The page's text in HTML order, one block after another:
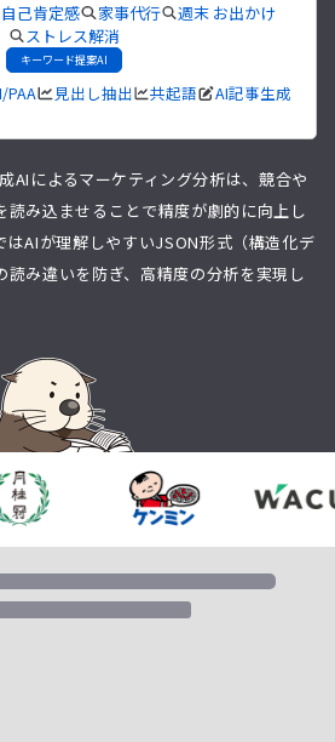
自己肯定感 家事代行
週末 お出かけ
ストレス解消
キーワード提案AI
PAA 見出し抽出 共起語 AI記事生成
AIによるマーケティング分析は、競合や
読み込ませることで精度が劇的に向上し
はAIが理解しやすいJSON形式（構造化デ
読み違いを防ぎ、高精度の分析を実現し